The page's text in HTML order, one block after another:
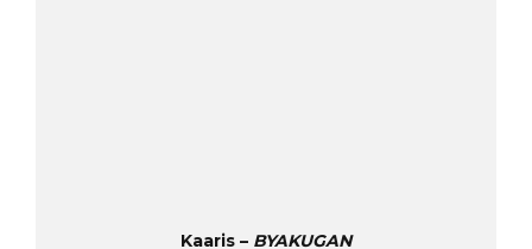
Kaaris – BYAKUGAN